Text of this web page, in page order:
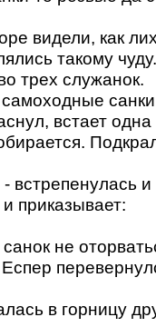
видели, как
такому
трех служанок.
санки
встает
встрепенулась и
приказывает:
не
в горницу